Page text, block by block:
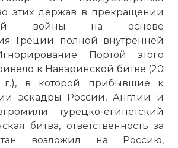
этих держав в прекращении
войны на основе
Греции полной внутренней
Портой этого
к Наваринской битве (20
г.), в которой прибывшие к
эскадры России, Англии и
турецко-египетский
битва, ответственность за
возложил на Россию,